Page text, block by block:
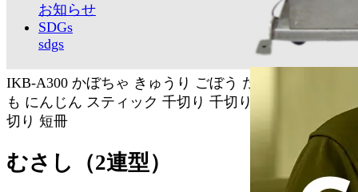
お知らせ
SDGs
sdgs
IKB-A300 かぼちゃ きゅうり ごぼう だいこん
も にんじん スティック 千切り 千切りスライサー
切り 短冊
むさし（2連型）